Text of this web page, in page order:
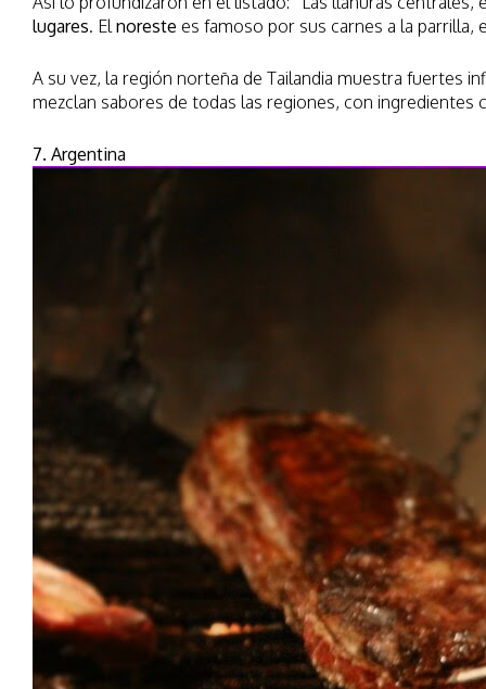
lugares. Elnoreste es famoso por sus carnes a la parrilla,
A su vez, la región norteña de Tailandia muestra fuertes
mezclan sabores de todas las regiones, con ingredientes
7. Argentina